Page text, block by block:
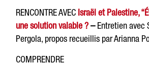
RENCONTRE AVEC Israël et Palestine,
une solution valable ?–Entretien avec
Pergola, propos recueillis par Arianna
COMPRENDRE